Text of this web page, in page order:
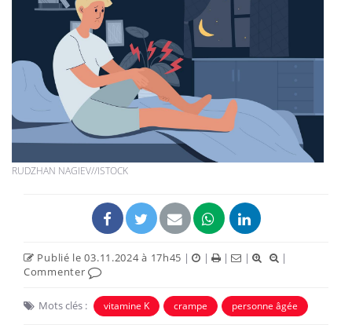
RUDZHAN NAGIEV//ISTOCK
Publié le 03.11.2024 à 17h45 | | | |
|
Commenter
Mots clés : vitamine K crampe personne âgée